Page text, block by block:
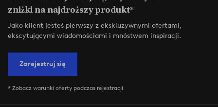
zniżki na najdroższy produkt*
Jako klient jesteś pierwszy z ekskluzywnymi ofertami,
ekscytującymi wiadomościami i mnóstwem inspiracji.
Zarejestruj się
* Zobacz warunki oferty podczas rejestracji